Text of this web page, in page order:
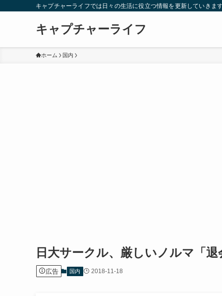
キャプチャーライフでは日々の生活に役立つ情報を更新していき
キャプチャーライフ
ホーム 国内
日大サークル、厳しいノルマ「
広告 国内 2018-11-18